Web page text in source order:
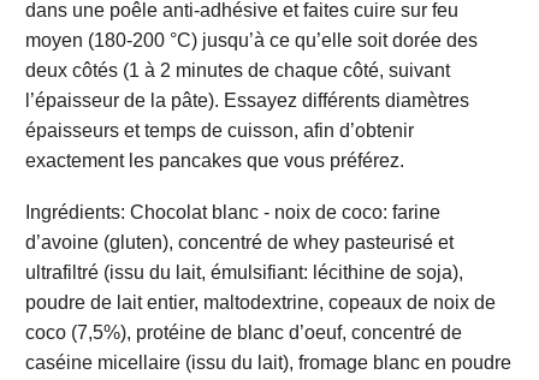
dans une poêle anti-adhésive et faites cuire sur feu
moyen (180-200 °C) jusqu’à ce qu’elle soit dorée des
deux côtés (1 à 2 minutes de chaque côté, suivant
l’épaisseur de la pâte). Essayez différents diamètres
épaisseurs et temps de cuisson, afin d’obtenir
exactement les pancakes que vous préférez.
Ingrédients: Chocolat blanc - noix de coco: farine
d’avoine (gluten), concentré de whey pasteurisé et
ultrafiltré (issu du lait, émulsifiant: lécithine de soja),
poudre de lait entier, maltodextrine, copeaux de noix de
coco (7,5%), protéine de blanc d’oeuf, concentré de
caséine micellaire (issu du lait), fromage blanc en poudre